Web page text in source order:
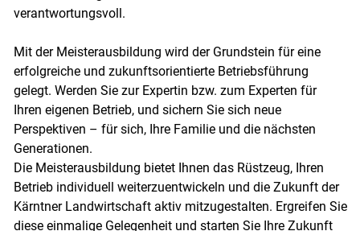
verantwortungsvoll.
Mit der Meisterausbildung wird der Grundstein für eine
erfolgreiche und zukunftsorientierte Betriebsführung
gelegt. Werden Sie zur Expertin bzw. zum Experten für
Ihren eigenen Betrieb, und sichern Sie sich neue
Perspektiven – für sich, Ihre Familie und die nächsten
Generationen.
Die Meisterausbildung bietet Ihnen das Rüstzeug, Ihren
Betrieb individuell weiterzuentwickeln und die Zukunft der
Kärntner Landwirtschaft aktiv mitzugestalten. Ergreifen Sie
diese einmalige Gelegenheit und starten Sie Ihre Zukunft